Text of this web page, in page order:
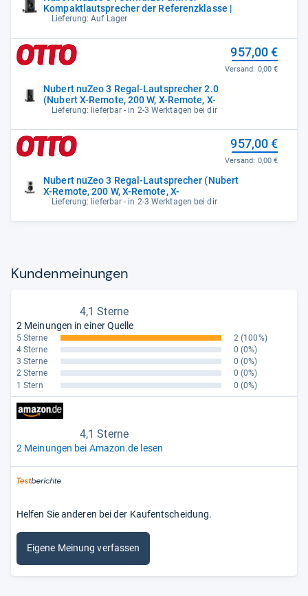
Kompaktlautsprecher der Referenzklasse |
Lieferung: Auf Lager
Nubert nuZeo 3 Regal-Lautsprecher 2.0
(Nubert X-Remote, 200 W, X-Remote, X-
Lieferung: lieferbar - in 2-3 Werktagen bei dir
957,00 €
Versand: 0,00 €
Nubert nuZeo 3 Regal-Lautsprecher (Nubert
X-Remote, 200 W, X-Remote, X-
Lieferung: lieferbar - in 2-3 Werktagen bei dir
957,00 €
Versand: 0,00 €
Kun­den­mei­nun­gen
4,1 Sterne
2 Meinungen in einer Quelle
5 Sterne 2 (100%)
4 Sterne
0 (0%)
3 Sterne
0 (0%)
2 Sterne
0 (0%)
1 Stern
0 (0%)
4,1 Sterne
2 Meinungen bei Amazon.de lesen
Helfen Sie anderen bei der Kaufentscheidung.
Eigene Meinung verfassen